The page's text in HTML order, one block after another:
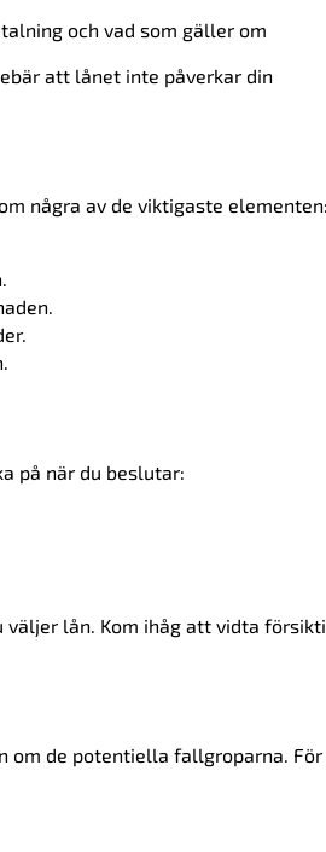
och vad som gäller om
att lånet inte påverkar din
några av de viktigaste elementen:
på när du beslutar:
väljer lån. Kom ihåg att vidta
om de potentiella fallgroparna.